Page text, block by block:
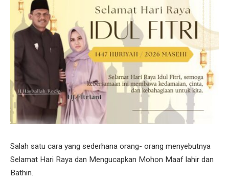
Salah satu cara yang sederhana orang- orang menyebutnya
Selamat Hari Raya dan Mengucapkan Mohon Maaf lahir dan
Bathin.